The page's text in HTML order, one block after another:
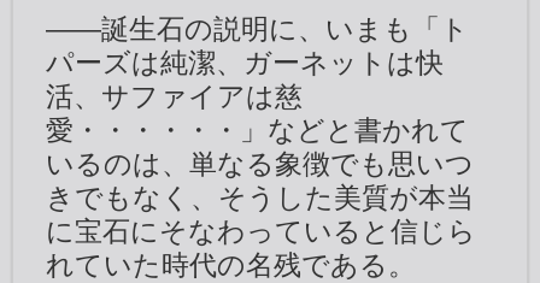
――誕生石の説明に、いまも「ト
パーズは純潔、ガーネットは快
活、サファイアは慈
愛・・・・・・」などと書かれて
いるのは、単なる象徴でも思いつ
きでもなく、そうした美質が本当
に宝石にそなわっていると信じら
れていた時代の名残である。